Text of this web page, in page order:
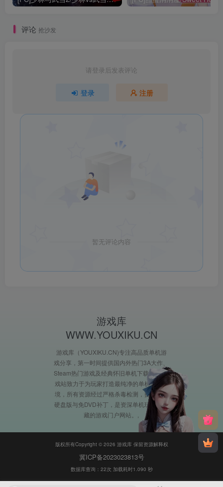
评论 抢沙发
请登录后发表评论
登录 注册
暂无评论内容
游戏库
WWW.YOUXIKU.CN
游戏库（YOUXIKU.CN)专注高品质单机游
戏分享，第一时间提供国内外热门3A大作、
Steam热门游戏及经典怀旧单机下载。XX游
戏站致力于为玩家打造最纯净的单机游戏环
境，所有资源经过严格杀毒检测，提供完整
硬盘版与免DVD补丁，是资深单机玩家必收
藏的游戏门户网站。
版权所有Copyright © 2026 游戏库 保留资源解释权
冀ICP备2023023813号
数据库查询：22次 加载耗时1.090 秒